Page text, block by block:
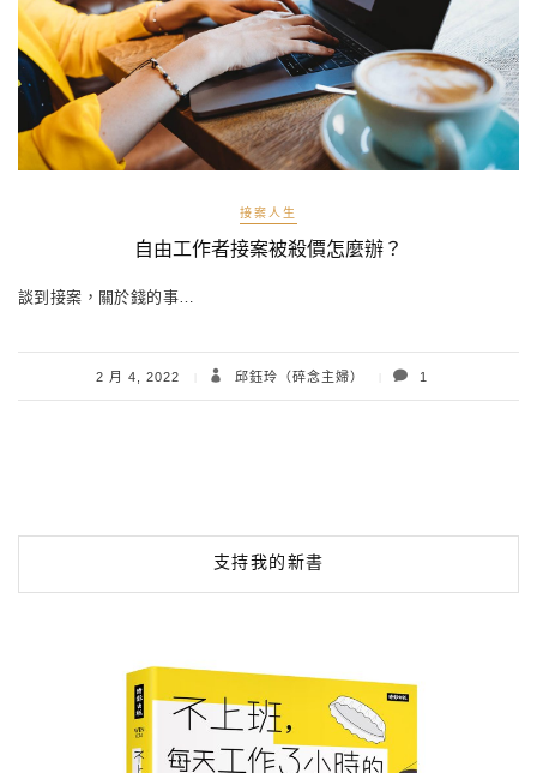
接案人生
自由工作者接案被殺價怎麼辦？
談到接案，關於錢的事…
2 月 4, 2022 邱鈺玲（碎念主婦） 1
支持我的新書